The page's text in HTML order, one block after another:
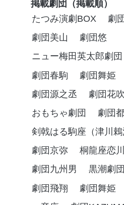
掲載劇団（掲載順）
たつみ演劇BOX
劇
劇団美山
劇団悠
ニュー梅田英太郎劇団
劇団春駒
劇団舞姫
劇団源之丞
劇団花
おもちゃ劇団
劇団
剣戟はる駒座（津川鵣
劇団京弥
桐龍座恋
劇団九州男
黒潮劇団
劇団飛翔
劇団舞姫